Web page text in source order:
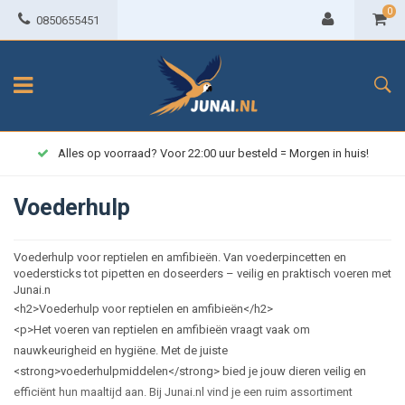
0850655451
0
Alles op voorraad? Voor 22:00 uur besteld = Morgen in huis!
Voederhulp
Voederhulp voor reptielen en amfibieën. Van voederpincetten en
voedersticks tot pipetten en doseerders – veilig en praktisch voeren met
Junai.n
<h2>Voederhulp voor reptielen en amfibieën</h2>
<p>Het voeren van reptielen en amfibieën vraagt vaak om
nauwkeurigheid en hygiëne. Met de juiste
<strong>voederhulpmiddelen</strong> bied je jouw dieren veilig en
efficiënt hun maaltijd aan. Bij Junai.nl vind je een ruim assortiment